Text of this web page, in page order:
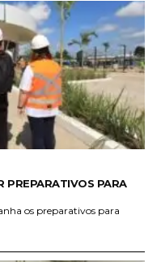
PREPARATIVOS PARA
os preparativos para